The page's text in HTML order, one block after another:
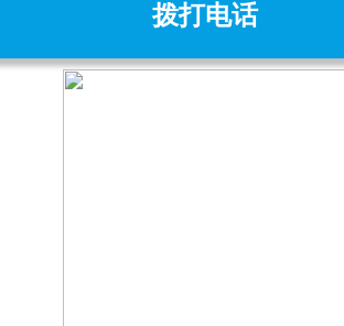
拨打电话